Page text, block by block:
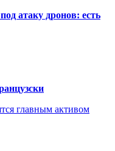
атаку дронов: есть
главным активом